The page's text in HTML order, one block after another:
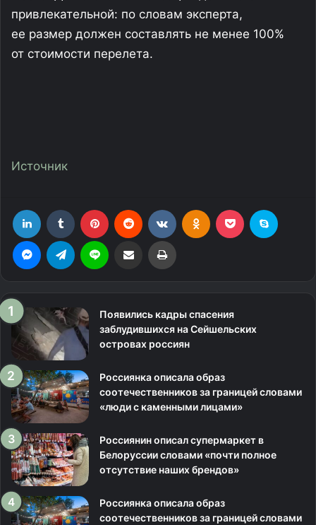
привлекательной: по словам эксперта,
ее размер должен составлять не менее 100%
от стоимости перелета.
Источник
Появились кадры спасения
заблудившихся на Сейшельских
островах россиян
Россиянка описала образ
соотечественников за границей словами
«люди с каменными лицами»
Россиянин описал супермаркет в
Белоруссии словами «почти полное
отсутствие наших брендов»
Россиянка описала образ
соотечественников за границей словами